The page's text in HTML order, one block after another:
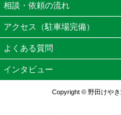
相談・依頼の流れ
アクセス（駐車場完備）
よくある質問
インタビュー
Copyright © 野田けや